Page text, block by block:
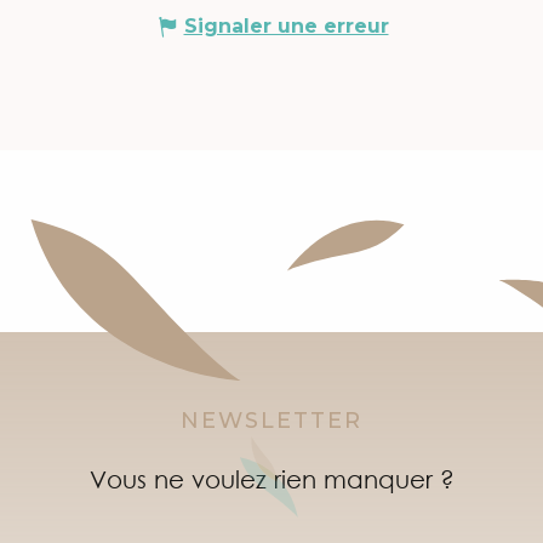
Signaler une erreur
NEWSLETTER
Vous ne voulez rien manquer ?